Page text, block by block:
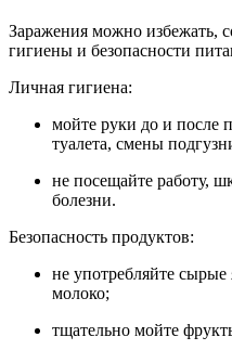
Заражения можно избежать,
гигиены и безопасности
Личная гигиена:
мойте руки до и после
туалета, смены
не посещайте работу,
болезни.
Безопасность продуктов:
не употребляйте сырые
молоко;
тщательно мойте